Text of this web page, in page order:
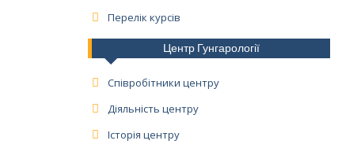
Перелік курсів
Центр Гунгарології
Співробітники центру
Діяльність центру
Історія центру